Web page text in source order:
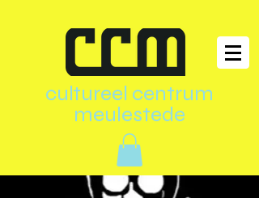
cultureel centrum
meulestede